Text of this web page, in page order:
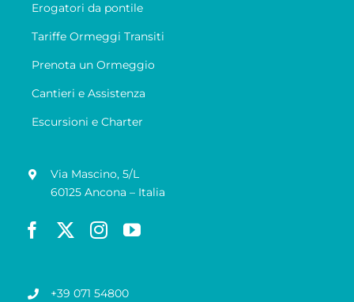
Erogatori da pontile
Tariffe Ormeggi Transiti
Prenota un Ormeggio
Cantieri e Assistenza
Escursioni e Charter
Via Mascino, 5/L
60125 Ancona – Italia
+39 071 54800